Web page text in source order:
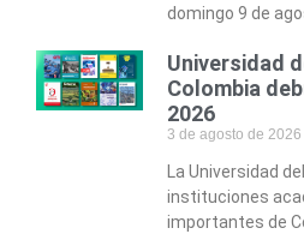
domingo 9 de
Universidad
Colombia
2026
3 de agosto de
La Universidad
instituciones
importantes de